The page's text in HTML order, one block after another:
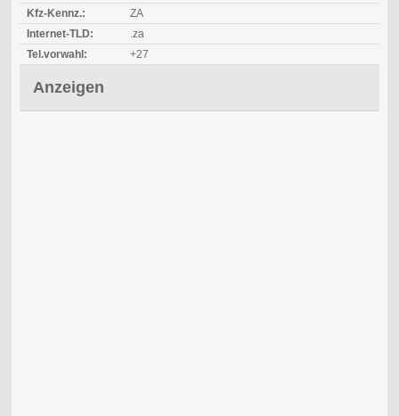
Kfz-Kennz.:
ZA
Internet-TLD:
.za
Tel.vorwahl:
+27
Anzeigen